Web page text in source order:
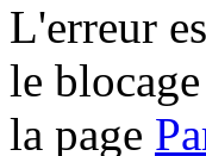
L'erreur
le
la page